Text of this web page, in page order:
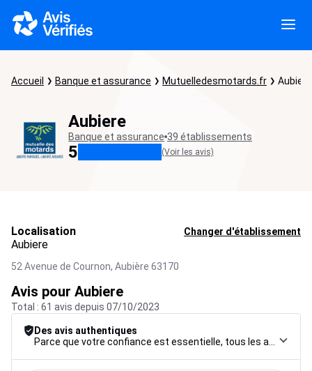
Accueil Banque et assurance Mutuelledesmotards.fr Aubiere
Aubiere
Banque et assurance 39 établissements
5 (Voir les avis)
Localisation Changer d'établissement
Aubiere
52 Avenue de Cournon, Aubière 63170
Avis pour Aubiere
Total : 61 avis depuis 07/10/2023
Des avis authentiques